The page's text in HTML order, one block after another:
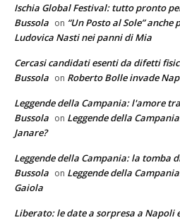
Ischia Global Festival: tutto pronto
Bussola on “Un Posto al Sole” anche
Ludovica Nasti nei panni di Mia
Cercasi candidati esenti da difetti
Bussola on Roberto Bolle invade
Leggende della Campania: l'amore
Bussola on Leggende della
Janare?
Leggende della Campania: la tomba
Bussola on Leggende della
Gaiola
Liberato: le date a sorpresa a Napoli